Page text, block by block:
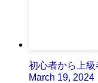
初心者から上
March 19, 2024